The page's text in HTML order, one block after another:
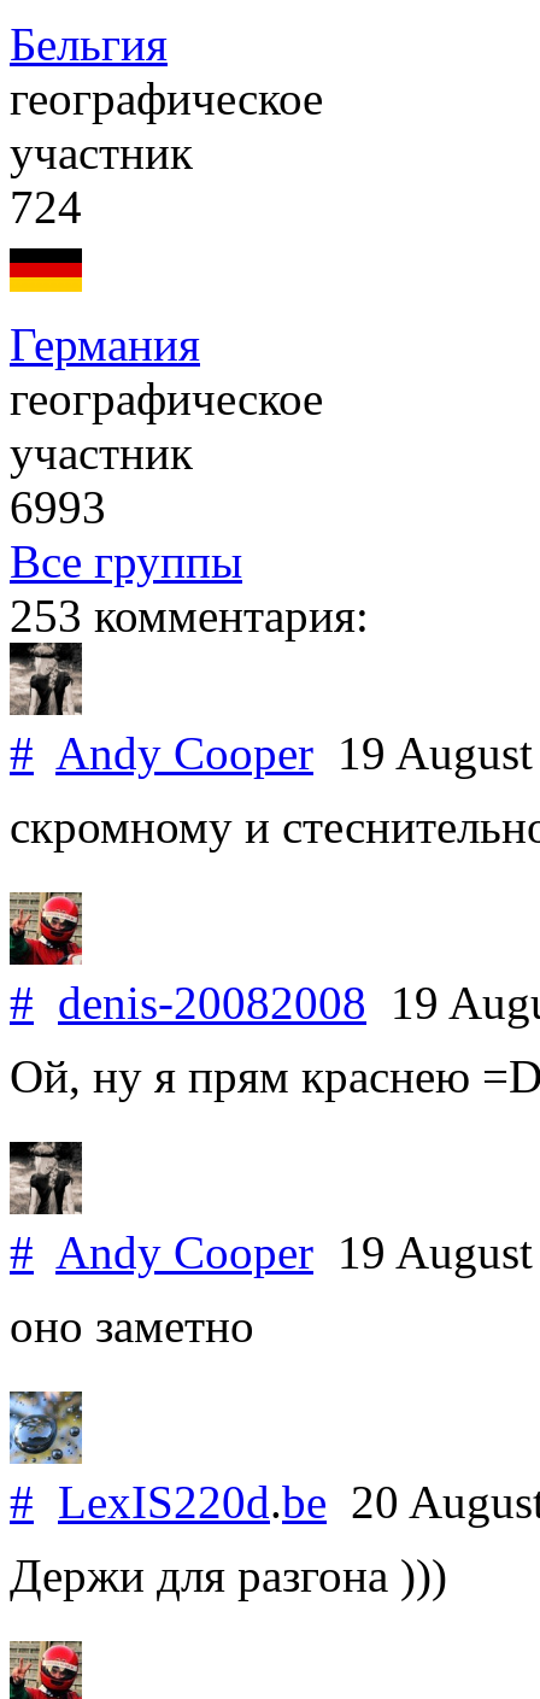
Бельгия
географическое
участник
724
Германия
географическое
участник
6993
Все группы
253 комментария:
# Andy Cooper 19
скромному и
# denis-20082008 19
Ой, ну я прям краснею
# Andy Cooper 19
оно заметно
# LexIS220d.be 20
Держи для разгона )))